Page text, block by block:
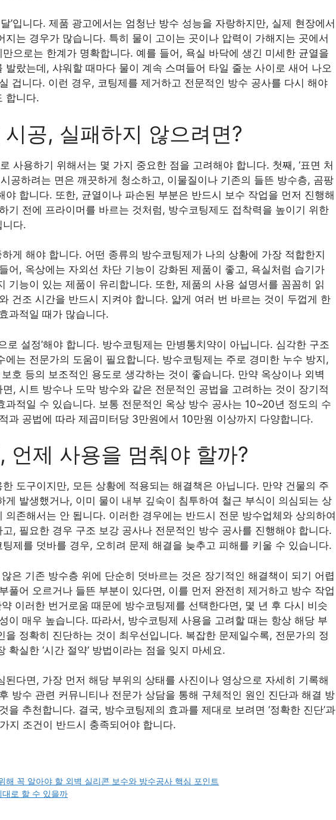
’입니다. 제품 광고에서는 엄청난 방수 성능을 자랑하지만, 실제 현장에서
지는 경우가 많습니다. 특히 물이 고이는 곳이나 압력이 가해지는 곳에서
으로는 한계가 명확합니다. 예를 들어, 욕실 바닥에 생긴 미세한 균열을
발랐는데, 샤워할 때마다 물이 계속 스며들어 타일 줄눈 사이로 새어 나오
겁니다. 이런 경우, 코팅제를 제거하고 전문적인 방수 공사를 다시 해야
합니다.
공, 실패하지 않으려면?
사용하기 위해서는 몇 가지 중요한 점을 고려해야 합니다. 첫째, ‘표면 처
공하려는 면은 깨끗하게 청소하고, 이물질이나 기존의 들뜬 방수층, 곰팡
야 합니다. 또한, 균열이나 파손된 부분은 반드시 보수 작업을 먼저 진행해
기 전에 프라이머를 바르는 것처럼, 방수코팅제도 접착력을 높이기 위한
니다.
하게 해야 합니다. 어떤 종류의 방수코팅제가 나의 상황에 가장 적합한지
어, 옥상에는 자외선 차단 기능이 강화된 제품이 좋고, 욕실처럼 습기가
기능이 있는 제품이 유리합니다. 또한, 제품의 사용 설명서를 꼼꼼히 읽
건조 시간을 반드시 지켜야 합니다. 얇게 여러 번 바르는 것이 두껍게 한
과적일 때가 많습니다.
로 설정’해야 합니다. 방수코팅제는 만병통치약이 아닙니다. 심각한 구조
에는 전문가의 도움이 필요합니다. 방수코팅제는 주로 경미한 누수 방지,
호 등의 보조적인 용도로 생각하는 것이 좋습니다. 만약 옥상이나 외벽
, 시트 방수나 도막 방수와 같은 전문적인 공법을 고려하는 것이 장기적
과적일 수 있습니다. 보통 전문적인 옥상 방수 공사는 10~20년 정도의 수
과 공법에 따라 제곱미터당 3만원에서 10만원 이상까지 다양합니다.
언제 사용을 멈춰야 할까?
도구이지만, 모든 상황에 적용되는 해결책은 아닙니다. 만약 건물의 주
게 발생했거나, 이미 물이 내부 깊숙이 침투하여 철근 부식이 의심되는 상
의존해서는 안 됩니다. 이러한 경우에는 반드시 전문 방수업체와 상의하여
, 필요한 경우 구조 보강 공사나 전문적인 방수 공사를 진행해야 합니다.
제를 덧바를 경우, 오히려 문제 해결을 늦추고 피해를 키울 수 있습니다.
은 기존 방수층 위에 단순히 덧바르는 것은 장기적인 해결책이 되기 어렵
풀어 오르거나 들뜬 부분이 있다면, 이를 먼저 완전히 제거하고 방수 작업
이러한 번거로움 때문에 방수코팅제를 선택한다면, 몇 년 후 다시 비슷
이 매우 높습니다. 따라서, 방수코팅제 사용을 고려할 때는 항상 해당 부
을 정확히 진단하는 것이 최우선입니다. 복잡한 문제일수록, 전문가의 정
확실한 ‘시간 절약’ 방법이라는 점을 잊지 마세요.
된다면, 가장 먼저 해당 부위의 상태를 사진이나 영상으로 자세히 기록해
방수 관련 커뮤니티나 전문가 상담을 통해 구체적인 원인 진단과 해결 방
을 추천합니다. 결국, 방수코팅제의 효과를 제대로 보려면 ‘정확한 진단’과
지 조건이 반드시 충족되어야 합니다.
해 꼭 알아야 할 외벽 실리콘 보수와 방수공사 핵심 포인트
로 할 수 있을까